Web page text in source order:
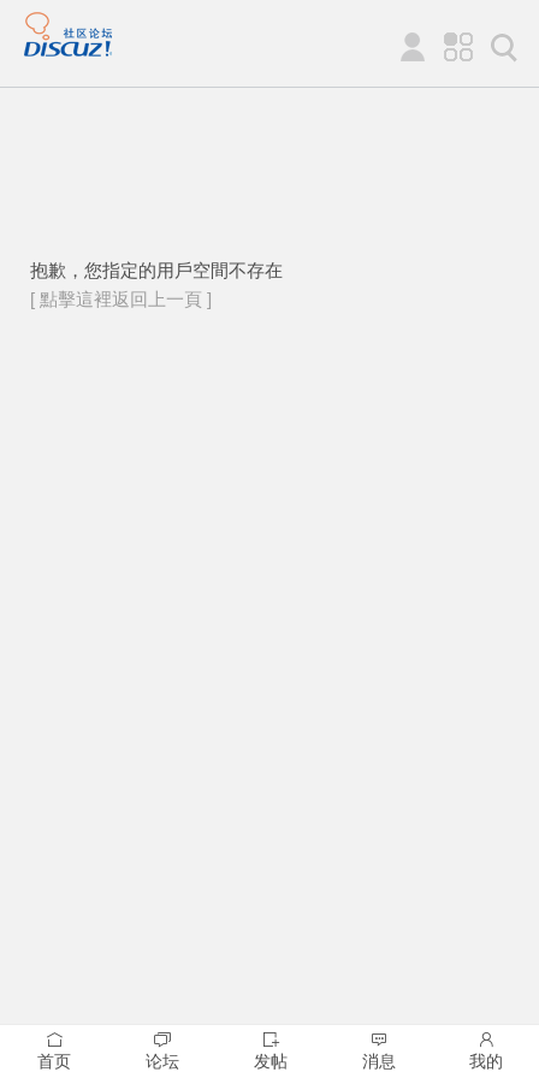
抱歉，您指定的用戶空間不存在
[ 點擊這裡返回上一頁 ]
首页 论坛 发帖 消息 我的